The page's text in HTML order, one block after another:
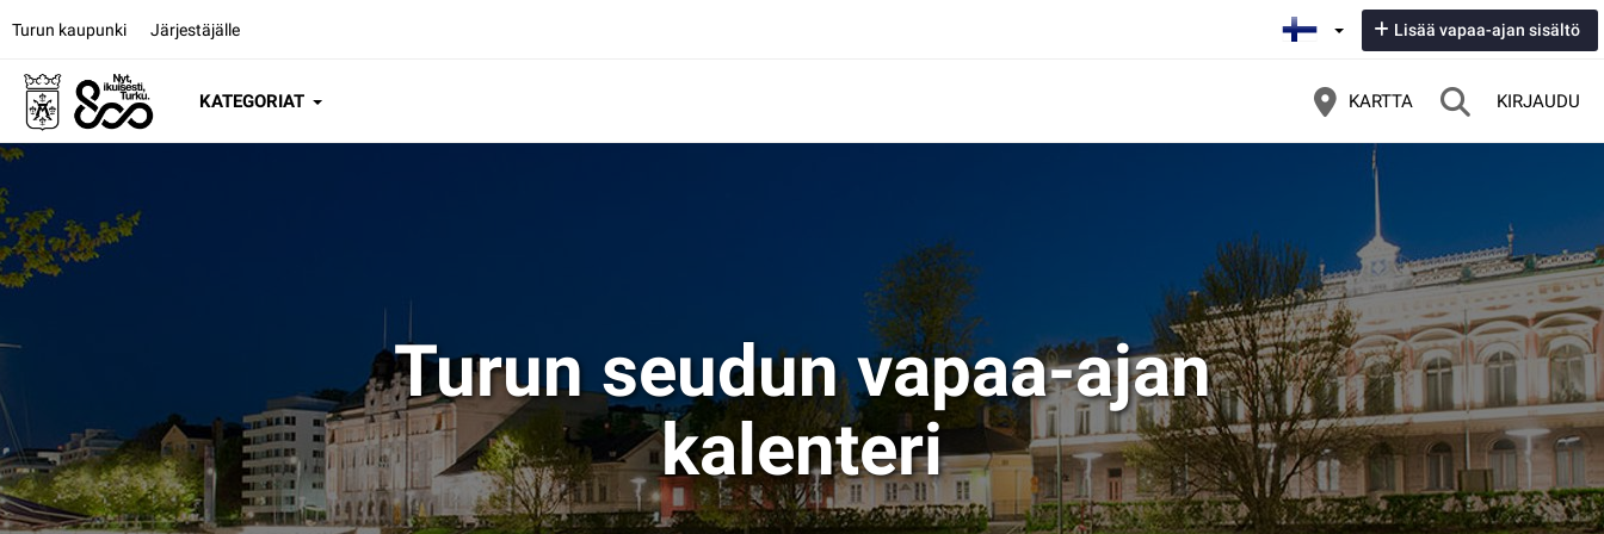
Turun kaupunki
Järjestäjälle Lisää vapaa-ajan sisältö
KATEGORIAT KARTTA KIRJAUDU
Turun seudun vapaa-ajan
kalenteri